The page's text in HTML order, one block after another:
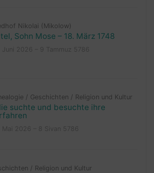
Nikolai (Mikolow)
Sohn Mose – 18. März 1748
/ Geschichten / Religion und Kultur
suchte und besuchte ihre
/ Religion und Kultur